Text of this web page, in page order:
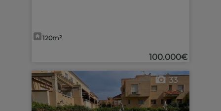
120m²
100.000€
33